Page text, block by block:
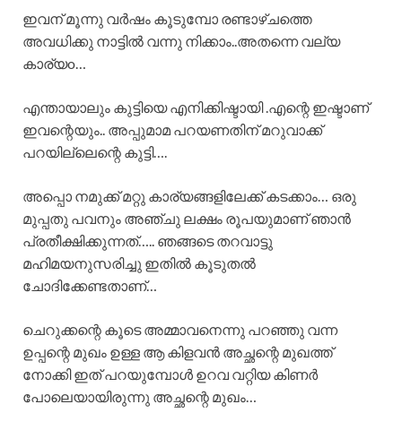
ഇവന് മൂന്നു വർഷം കൂടുമ്പോ രണ്ടാഴ്ചത്തെ
അവധിക്കു നാട്ടിൽ വന്നു നിക്കാം..അതന്നെ വല്യ
കാര്യo…
എന്തായാലും കുട്ടിയെ എനിക്കിഷ്ടായി .എന്റെ ഇഷ്ടാണ്
ഇവന്റെയും.. അപ്പുമാമ പറയണതിന് മറുവാക്ക്
പറയില്ലെന്റെ കുട്ടി….
അപ്പൊ നമുക്ക് മറ്റു കാര്യങ്ങളിലേക്ക് കടക്കാം… ഒരു
മുപ്പതു പവനും അഞ്ചു ലക്ഷം രൂപയുമാണ് ഞാൻ
പ്രതീക്ഷിക്കുന്നത്….. ഞങ്ങടെ തറവാട്ടു
മഹിമയനുസരിച്ചു ഇതിൽ കൂടുതൽ
ചോദിക്കേണ്ടതാണ്…
ചെറുക്കന്റെ കൂടെ അമ്മാവനെന്നു പറഞ്ഞു വന്ന
ഉപ്പന്റെ മുഖം ഉള്ള ആ കിളവൻ അച്ഛന്റെ മുഖത്ത്
നോക്കി ഇത് പറയുമ്പോൾ ഉറവ വറ്റിയ കിണർ
പോലെയായിരുന്നു അച്ഛന്റെ മുഖം…